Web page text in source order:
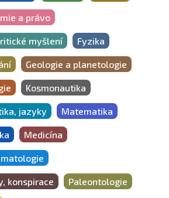
a právo
myšlení Fyzika
Geologie a planetologie
Kosmonautika
jazyky Matematika
Medicína
konspirace Paleontologie